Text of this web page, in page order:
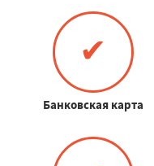
✔
Банковская карта